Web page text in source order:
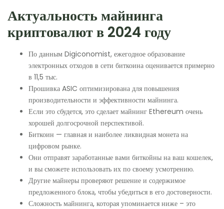
Актуальность майнинга
криптовалют в 2024 году
По данным Digiconomist, ежегодное образование
электронных отходов в сети биткоина оценивается примерно
в 11,5 тыс.
Прошивка ASIC оптимизирована для повышения
производительности и эффективности майнинга.
Если это сбудется, это сделает майнинг Ethereum очень
хорошей долгосрочной перспективой.
Биткоин — главная и наиболее ликвидная монета на
цифровом рынке.
Они отправят заработанные вами биткойны на ваш кошелек,
и вы сможете использовать их по своему усмотрению.
Другие майнеры проверяют решение и содержимое
предложенного блока, чтобы убедиться в его достоверности.
Сложность майнинга, которая упоминается ниже – это